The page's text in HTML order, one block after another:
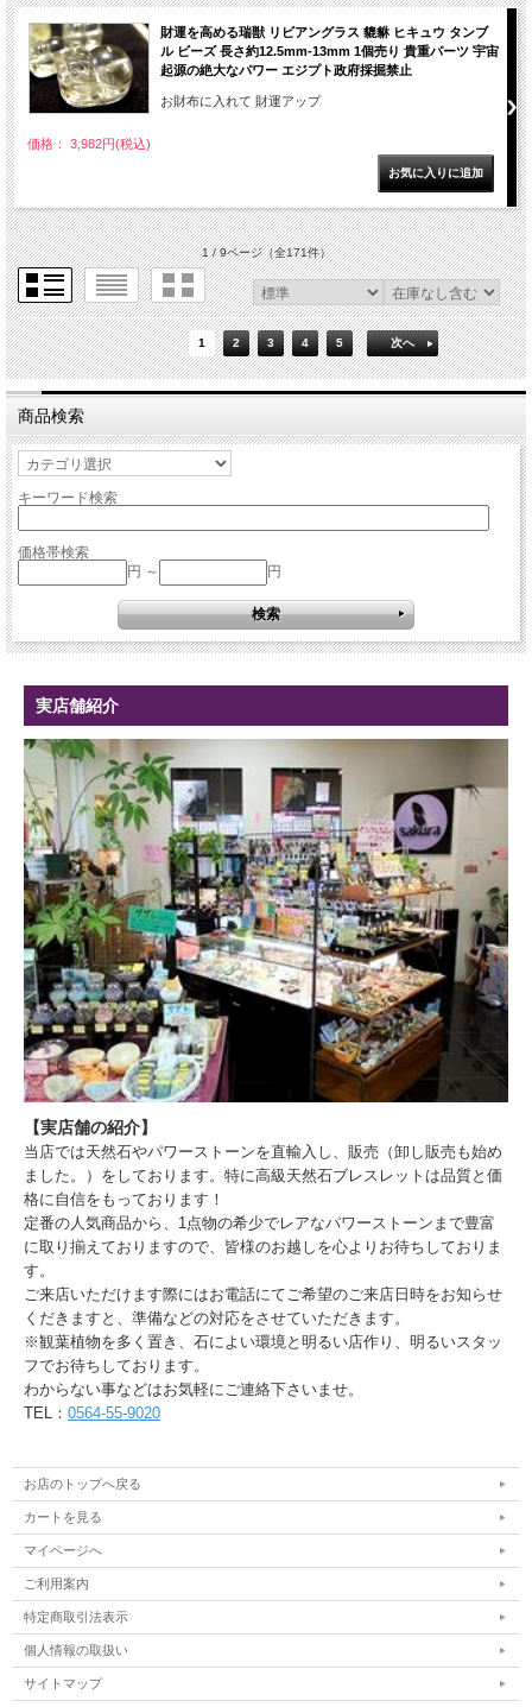
財運を高める瑞獣 リビアングラス 貔貅 ヒキュウ タンブ
ル ビーズ 長さ約12.5mm-13mm 1個売り 貴重パーツ 宇宙
起源の絶大なパワー エジプト政府採掘禁止
お財布に入れて 財運アップ
価格： 3,982円(税込)
1 / 9ページ（全171件）
1 2 3 4 5 次へ
商品検索
キーワード検索
価格帯検索
円 ～
円
実店舗紹介
【実店舗の紹介】
当店では天然石やパワーストーンを直輸入し、販売（卸し販売も始め
ました。）をしております。特に高級天然石ブレスレットは品質と価
格に自信をもっております！
定番の人気商品から、1点物の希少でレアなパワーストーンまで豊富
に取り揃えておりますので、皆様のお越しを心よりお待ちしておりま
す。
ご来店いただけます際にはお電話にてご希望のご来店日時をお知らせ
くだきますと、準備などの対応をさせていただきます。
※観葉植物を多く置き、石によい環境と明るい店作り、明るいスタッ
フでお待ちしております。
わからない事などはお気軽にご連絡下さいませ。
TEL： 0564-55-9020
お店のトップへ戻る
カートを見る
マイページへ
ご利用案内
特定商取引法表示
個人情報の取扱い
サイトマップ